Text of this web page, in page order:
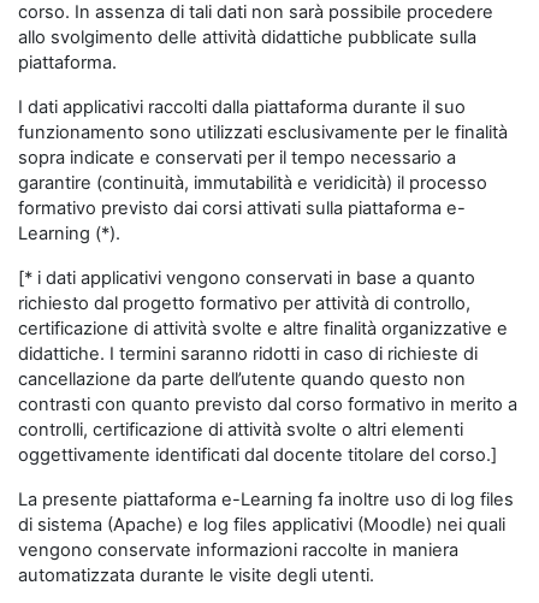
corso. In assenza di tali dati non sarà possibile procedere
allo svolgimento delle attività didattiche pubblicate sulla
piattaforma.
I dati applicativi raccolti dalla piattaforma durante il suo
funzionamento sono utilizzati esclusivamente per le finalità
sopra indicate e conservati per il tempo necessario a
garantire (continuità, immutabilità e veridicità) il processo
formativo previsto dai corsi attivati sulla piattaforma e-
Learning (*).
[* i dati applicativi vengono conservati in base a quanto
richiesto dal progetto formativo per attività di controllo,
certificazione di attività svolte e altre finalità organizzative e
didattiche. I termini saranno ridotti in caso di richieste di
cancellazione da parte dell’utente quando questo non
contrasti con quanto previsto dal corso formativo in merito a
controlli, certificazione di attività svolte o altri elementi
oggettivamente identificati dal docente titolare del corso.]
La presente piattaforma e-Learning fa inoltre uso di log files
di sistema (Apache) e log files applicativi (Moodle) nei quali
vengono conservate informazioni raccolte in maniera
automatizzata durante le visite degli utenti.